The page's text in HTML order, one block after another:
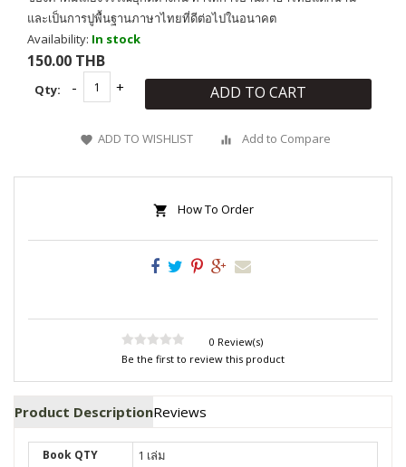
และเป็นการปูพื้นฐานภาษาไทยที่ดีต่อไปในอนาคต
Availability: In stock
150.00 THB
Qty: ADD TO CART
ADD TO WISHLIST Add to Compare
How To Order
0 Review(s)
Be the first to review this product
Product DescriptionReviews
Book QTY 1 เล่ม